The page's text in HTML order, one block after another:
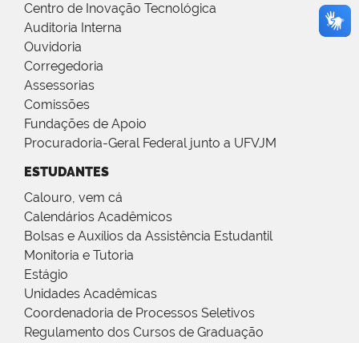
Centro de Inovação Tecnológica
Auditoria Interna
Ouvidoria
Corregedoria
Assessorias
Comissões
Fundações de Apoio
Procuradoria-Geral Federal junto a UFVJM
ESTUDANTES
Calouro, vem cá
Calendários Acadêmicos
Bolsas e Auxílios da Assistência Estudantil
Monitoria e Tutoria
Estágio
Unidades Acadêmicas
Coordenadoria de Processos Seletivos
Regulamento dos Cursos de Graduação